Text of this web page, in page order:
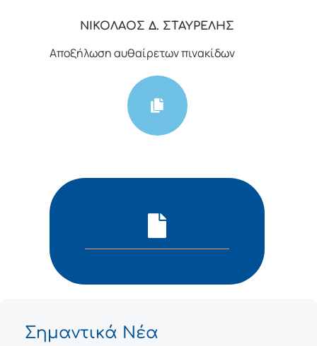
ΝΙΚΟΛΑΟΣ Δ. ΣΤΑΥΡΕΛΗΣ
Αποξήλωση αυθαίρετων πινακίδων
Σημαντικά Νέα